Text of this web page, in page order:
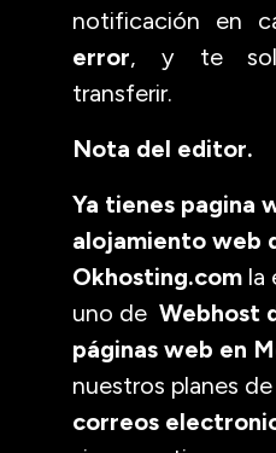
notificación en
error, y te
transferir.
Nota del editor.
Ya tienes pagina
alojamiento web
Okhosting.com la
uno de Webhost
páginas web en
nuestros planes de
correos